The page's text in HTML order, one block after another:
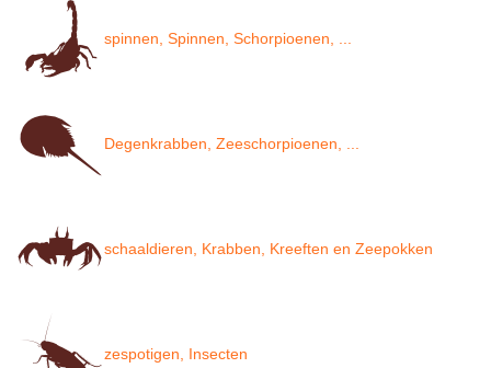
spinnen, Spinnen, Schorpioenen, ...
Degenkrabben, Zeeschorpioenen, ...
schaaldieren, Krabben, Kreeften en Zeepokken
zespotigen, Insecten